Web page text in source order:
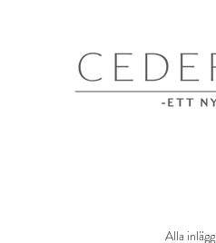
Alla inlägg